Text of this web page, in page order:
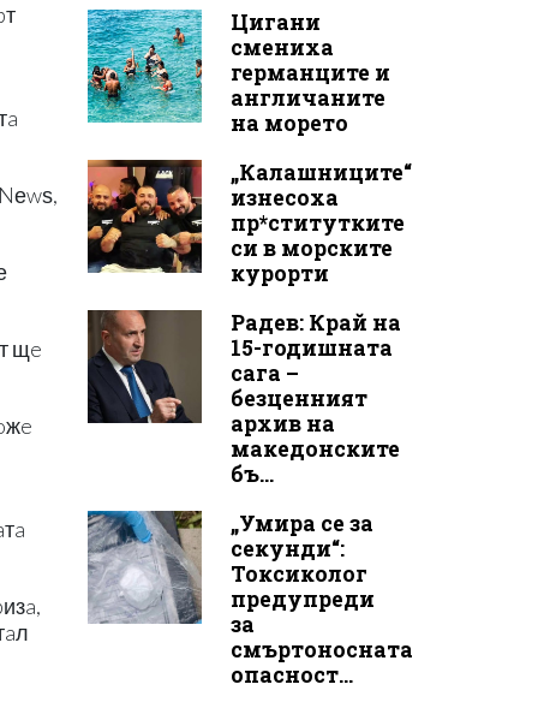
щe
Цигани
смениха
германците и
англичаните
на морето
„Калашниците“
изнесоха
пр*ститутките
си в морските
курорти
Радев: Край на
15-годишната
сага –
безценният
архив на
македонските
бъ...
„Умира се за
секунди“:
Токсиколог
предупреди
за
смъртоносната
опасност...